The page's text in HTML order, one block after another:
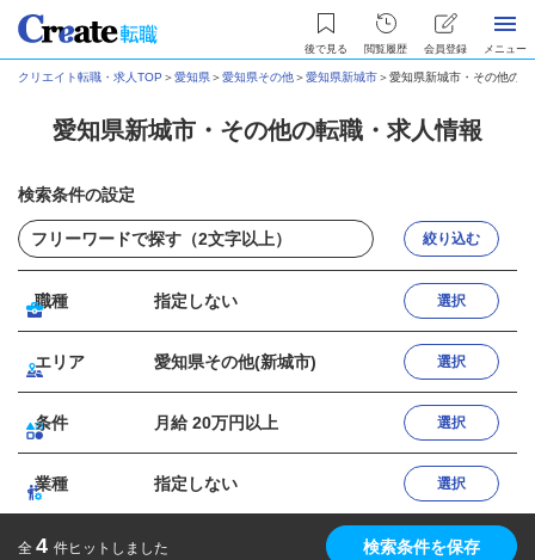
後で見る 閲覧履歴 会員登録 メニュー
クリエイト転職・求人TOP ＞愛知県＞愛知県その他＞愛知県新城市＞愛知県新城市・その他の
愛知県新城市・その他の転職・求人情報
検索条件の設定
絞り込む
職種 指定しない 選択
エリア 愛知県その他(新城市) 選択
条件 月給 20万円以上 選択
業種 指定しない 選択
全 4 件ヒットしました 検索条件を保存